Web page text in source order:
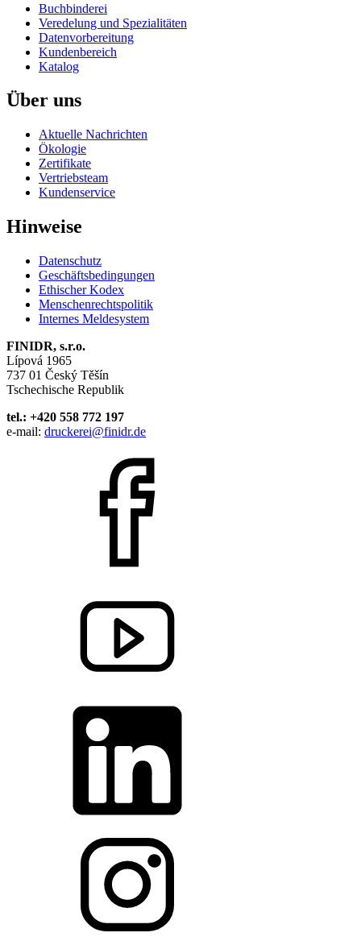
Buchbinderei
Veredelung und Spezialitäten
Datenvorbereitung
Kundenbereich
Katalog
Über uns
Aktuelle Nachrichten
Ökologie
Zertifikate
Vertriebsteam
Kundenservice
Hinweise
Datenschutz
Geschäftsbedingungen
Ethischer Kodex
Menschenrechtspolitik
Internes Meldesystem
FINIDR, s.r.o.
Lípová 1965
737 01 Český Těšín
Tschechische Republik
tel.: +420 558 772 197
e-mail: druckerei@finidr.de